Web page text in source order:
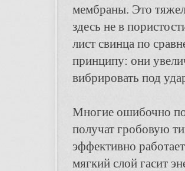
мембраны. Это
здесь не в
лист свинца по
принципу: они
вибрировать под
Многие ошибочно
получат гробовую
эффективно
мягкий слой гасит